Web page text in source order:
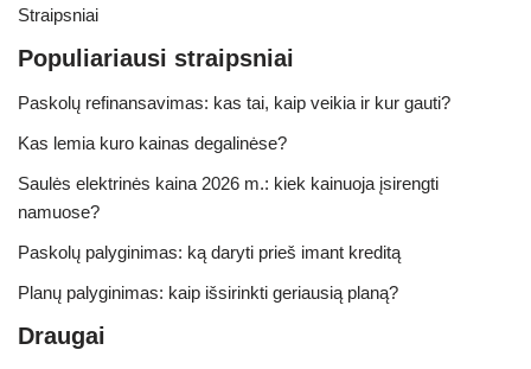
Straipsniai
Populiariausi straipsniai
Paskolų refinansavimas: kas tai, kaip veikia ir kur gauti?
Kas lemia kuro kainas degalinėse?
Saulės elektrinės kaina 2026 m.: kiek kainuoja įsirengti
namuose?
Paskolų palyginimas: ką daryti prieš imant kreditą
Planų palyginimas: kaip išsirinkti geriausią planą?
Draugai